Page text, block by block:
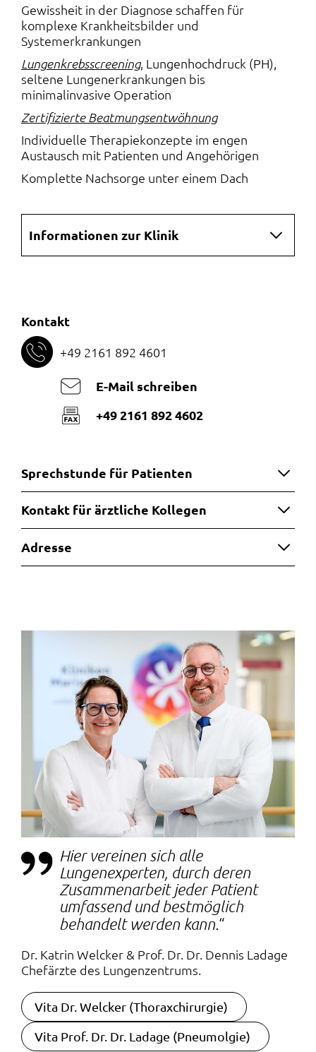
Gewissheit in der Diagnose schaffen für
komplexe Krankheitsbilder und
Systemerkrankungen
Lungenkrebsscreening, Lungenhochdruck (PH),
seltene Lungenerkrankungen bis
minimalinvasive Operation
Zertifizierte Beatmungsentwöhnung
Individuelle Therapiekonzepte im engen
Austausch mit Patienten und Angehörigen
Komplette Nachsorge unter einem Dach
Navigation
überspringen
Informationen zur Klinik
Kontakt
+49 2161 892 4601
E-Mail schreiben
+49 2161 892 4602
Sprechstunde für Patienten
Kontakt für ärztliche Kollegen
Adresse
Hier vereinen sich alle
Lungenexperten, durch deren
Zusammenarbeit jeder Patient
umfassend und bestmöglich
behandelt werden kann.
Dr. Katrin Welcker & Prof. Dr. Dr. Dennis Ladage
Chefärzte des Lungenzentrums.
Navigation überspringen
Vita Dr. Welcker (Thoraxchirurgie)
Vita Prof. Dr. Dr. Ladage (Pneumolgie)